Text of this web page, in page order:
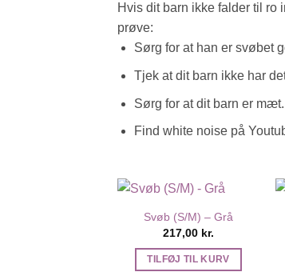
Hvis dit barn ikke falder til ro
prøve:
Sørg for at han er svøbet
Tjek at dit barn ikke har
Sørg for at dit barn er
Find white noise på
Svøb (S/M) – Grå
217,00 kr.
TILFØJ TIL KURV